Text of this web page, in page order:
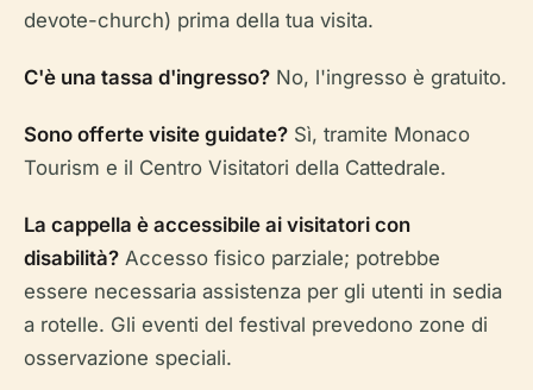
devote-church) prima della tua visita.
C'è una tassa d'ingresso? No, l'ingresso è gratuito.
Sono offerte visite guidate? Sì, tramite Monaco
Tourism e il Centro Visitatori della Cattedrale.
La cappella è accessibile ai visitatori con
disabilità? Accesso fisico parziale; potrebbe
essere necessaria assistenza per gli utenti in sedia
a rotelle. Gli eventi del festival prevedono zone di
osservazione speciali.